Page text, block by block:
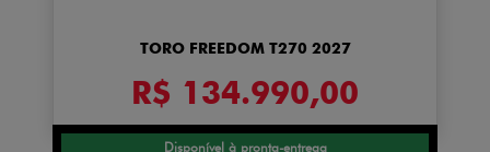
TORO FREEDOM T270 2027
R$ 134.990,00
Disponível à pronta-entrega